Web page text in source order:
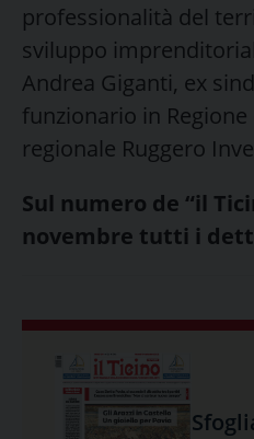
professionalità del
sviluppo
Andrea Giganti, ex
funzionario in
regionale Ruggero
Sul numero de “il
novembre tutti i